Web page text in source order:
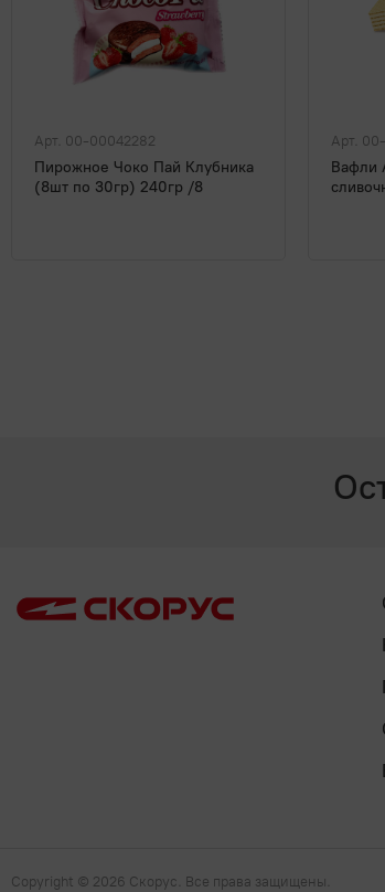
Арт. 00-00042282
Пирожное Чоко Пай Клубника
(8шт по 30гр) 240гр /8
Арт.
Вафли
Copyright © 2026 Скорус. Все права защищены.